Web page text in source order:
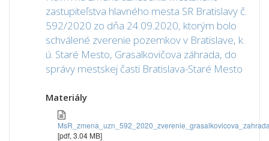
zastupiteľstva hlavného mesta SR Bratislavy č.
592/2020 zo dňa 24.09.2020, ktorým bolo
schválené zverenie pozemkov v Bratislave, k.
ú. Staré Mesto, Grasalkovičova záhrada, do
správy mestskej časti Bratislava-Staré Mesto
Materiály
[pdf, 3.04 MB]